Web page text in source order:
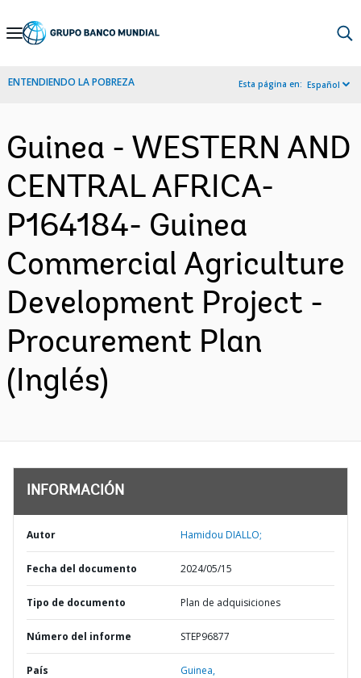
Skip
Navigation
ENTENDIENDO LA POBREZA Esta página en: Español
Guinea - WESTERN AND
CENTRAL AFRICA-
P164184- Guinea
Commercial Agriculture
Development Project -
Procurement Plan
(Inglés)
INFORMACIÓN
Autor Hamidou DIALLO;
Fecha del documento 2024/05/15
Tipo de documento Plan de adquisiciones
Número del informe STEP96877
País Guinea,